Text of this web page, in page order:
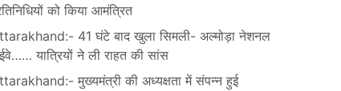
को किया आमंत्रित
41 घंटे बाद खुला सिमली- अल्मोड़ा नेशनल
यात्रियों ने ली राहत की सांस
मुख्यमंत्री की अध्यक्षता में संपन्न हुई